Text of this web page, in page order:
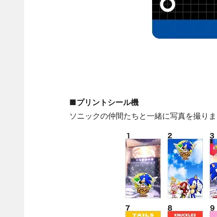
■プリントシール機
ソニックの仲間たちと一緒に写真を撮り